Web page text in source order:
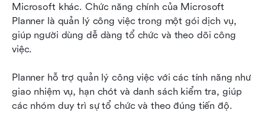
Microsoft khác. Chức năng chính của Microsoft
Planner là quản lý công việc trong một gói dịch vụ,
giúp người dùng dễ dàng tổ chức và theo dõi công
việc.
Planner hỗ trợ quản lý công việc với các tính năng như
giao nhiệm vụ, hạn chót và danh sách kiểm tra, giúp
các nhóm duy trì sự tổ chức và theo đúng tiến độ.